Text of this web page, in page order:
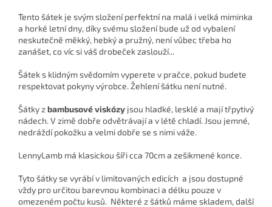
Tento šátek je svým složení perfektní na malá i velká miminka
a horké letní dny, díky svému složení bude už od vybalení
neskutečně měkký, hebký a pružný, není vůbec třeba ho
zanášet, co víc si váš drobeček zaslouží...
Šátek s klidným svědomím vyperete v pračce, pokud budete
respektovat pokyny výrobce. Žehlení šátku není nutné.
Šátky zbambusové viskózy jsou hladké, lesklé a mají třpytivý
nádech. V zimě dobře odvětrávají a v létě chladí. Jsou jemné,
nedráždí pokožku a velmi dobře se s nimi váže.
LennyLamb má klasickou šíři cca 70cm a zešikmené konce.
Tyto šátky se vyrábí v limitovaných edicích a jsou dostupné
vždy pro určitou barevnou kombinaci a délku pouze v
omezeném počtu kusů. Některé z šátků máme skladem, další